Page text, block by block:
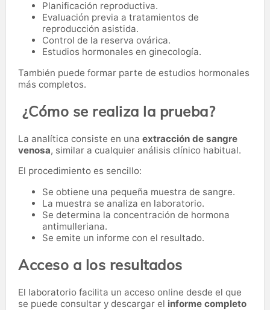
Planificación reproductiva.
Evaluación previa a tratamientos de
reproducción asistida.
Control de la reserva ovárica.
Estudios hormonales en ginecología.
También puede formar parte de estudios hormonales
más completos.
¿Cómo se realiza la prueba?
La analítica consiste en una extracción de sangre
venosa, similar a cualquier análisis clínico habitual.
El procedimiento es sencillo:
Se obtiene una pequeña muestra de sangre.
La muestra se analiza en laboratorio.
Se determina la concentración de hormona
antimulleriana.
Se emite un informe con el resultado.
Acceso a los resultados
El laboratorio facilita un acceso online desde el que
se puede consultar y descargar el informe completo